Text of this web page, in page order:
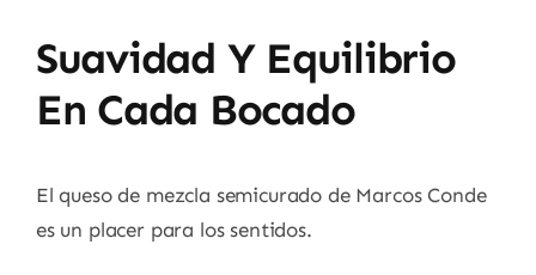
Suavidad Y Equilibrio
En Cada Bocado
El queso de mezcla semicurado de Marcos Conde
es un placer para los sentidos.